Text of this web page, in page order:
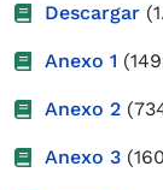
Descargar
Anexo 1
Anexo 2
Anexo 3